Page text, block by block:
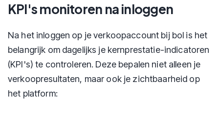
KPI's monitoren na inloggen
Na het inloggen op je verkoopaccount bij bol is het
belangrijk om dagelijks je kernprestatie-indicatoren
(KPI's) te controleren. Deze bepalen niet alleen je
verkoopresultaten, maar ook je zichtbaarheid op
het platform: